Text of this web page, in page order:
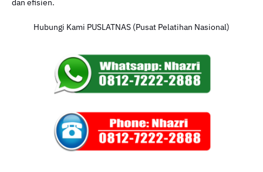
dan efisien.
Hubungi Kami PUSLATNAS (Pusat Pelatihan Nasional)